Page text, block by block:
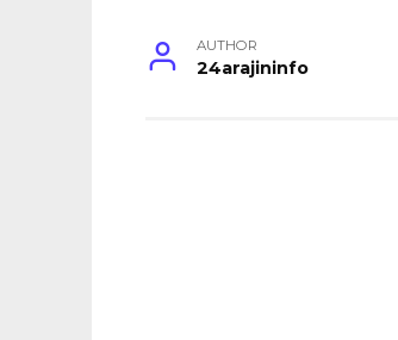
AUTHOR
24arajininfo